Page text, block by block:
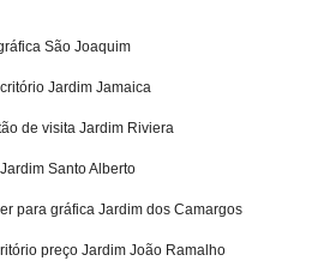
São Joaquim
Jardim Jamaica
de visita Jardim Riviera
Santo Alberto
para gráfica Jardim dos Camargos
preço Jardim João Ramalho